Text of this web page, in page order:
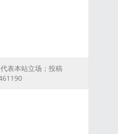
表本站立场；投稿